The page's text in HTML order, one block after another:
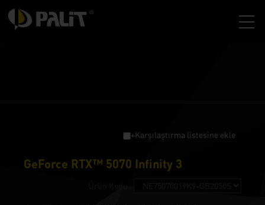
+Karşılaştırma listesine ekle
GeForce RTX™ 5070 Infinity 3